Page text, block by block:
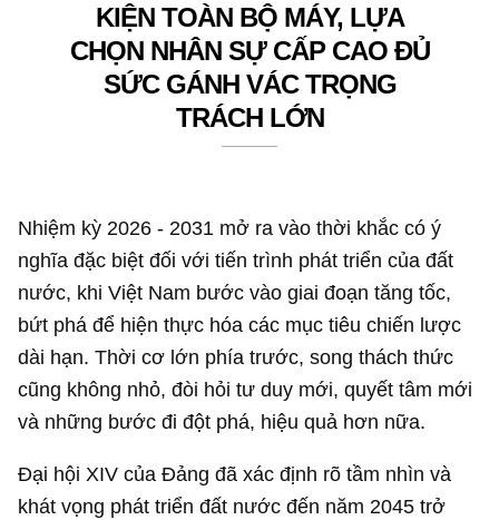
KIỆN TOÀN BỘ MÁY, LỰA
CHỌN NHÂN SỰ CẤP CAO ĐỦ
SỨC GÁNH VÁC TRỌNG
TRÁCH LỚN
Nhiệm kỳ 2026 - 2031 mở ra vào thời khắc có ý
nghĩa đặc biệt đối với tiến trình phát triển của đất
nước, khi Việt Nam bước vào giai đoạn tăng tốc,
bứt phá để hiện thực hóa các mục tiêu chiến lược
dài hạn. Thời cơ lớn phía trước, song thách thức
cũng không nhỏ, đòi hỏi tư duy mới, quyết tâm mới
và những bước đi đột phá, hiệu quả hơn nữa.
Đại hội XIV của Đảng đã xác định rõ tầm nhìn và
khát vọng phát triển đất nước đến năm 2045 trở